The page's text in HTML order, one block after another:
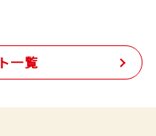
一覧